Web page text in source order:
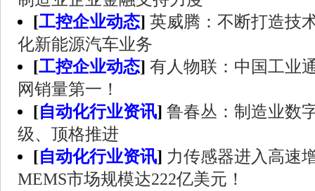
[工控企业动态] 英威腾：不断打造技
化新能源汽车业务
[工控企业动态] 有人物联：中国工业
网销量第一！
[自动化行业资讯] 鲁春丛：制造业数
级、顶格推进
[自动化行业资讯] 力传感器进入高速
MEMS市场规模达222亿美元！